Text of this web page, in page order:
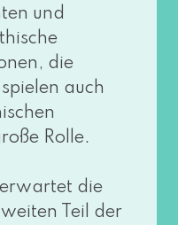
und
die
auch
Rolle.
die
Teil der